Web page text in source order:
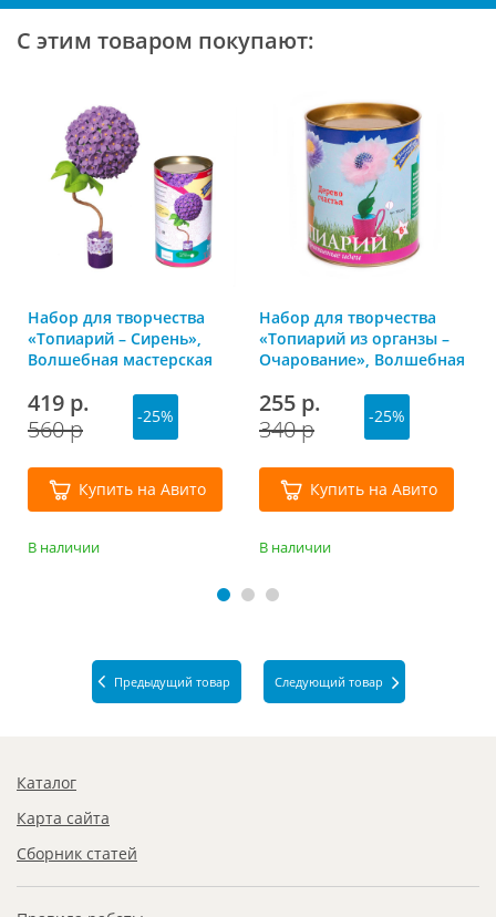
С этим товаром покупают:
Набор для творчества
«Топиарий – Сирень»,
Волшебная мастерская
419 р.
560 р
-25%
Купить на Авито
В наличии
Набор для творчества
«Топиарий из органзы –
Очарование», Волшебная
255 р.
340 р
-25%
Купить на Авито
В наличии
Предыдущий товар Следующий товар
Каталог
Карта сайта
Сборник статей